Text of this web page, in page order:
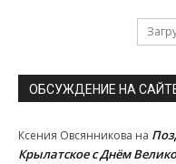
ОБСУЖДЕНИЕ НА
Ксения Овсянникова на
Крылатское с Днём